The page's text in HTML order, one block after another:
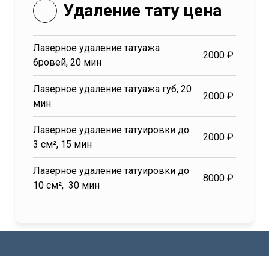
Удаление тату цена
Лазерное удаление татуажа
бровей, 20 мин
2000 ₽
Лазерное удаление татуажа губ, 20
мин
2000 ₽
Лазерное удаление татуировки до
3 см², 15 мин
2000 ₽
Лазерное удаление татуировки до
10 см², 30 мин
8000 ₽